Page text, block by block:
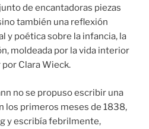
de encantadoras piezas
también una reflexión
y poética sobre la infancia, la
moldeada por la vida interior
Clara Wieck.
no se propuso escribir una
los primeros meses de 1838,
y escribía febrilmente,